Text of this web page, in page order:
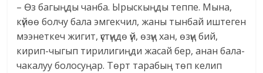
– Өз багыңды чанба. Ырыскыңды теппе. Мына,
күйөө болчу бала эмгекчил, жаны тынбай иштеген
мээнеткеч жигит, үстүңдө үй, өзүң хан, өзүң бий,
кирип-чыгып тирилигиңди жасай бер, анан бала-
чакалуу болосуңар. Төрт тарабың төп келип